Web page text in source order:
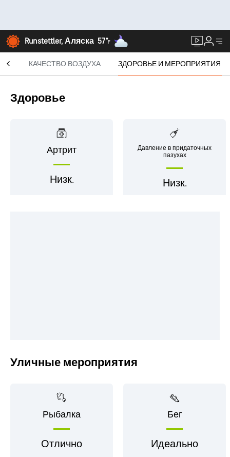
Runstettler, Аляска 57°F
КАЧЕСТВО ВОЗДУХА ЗДОРОВЬЕ И МЕРОПРИЯТИЯ
Здоровье
Артрит
Низк.
Давление в придаточных
пазухах
Низк.
Уличные мероприятия
Рыбалка
Отлично
Бег
Идеально